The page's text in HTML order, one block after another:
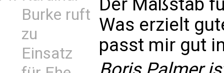
Burke ruft
zu
Einsatz
Was erzielt
passt mir gut